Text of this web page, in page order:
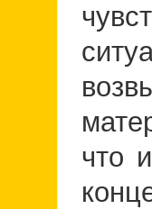
что